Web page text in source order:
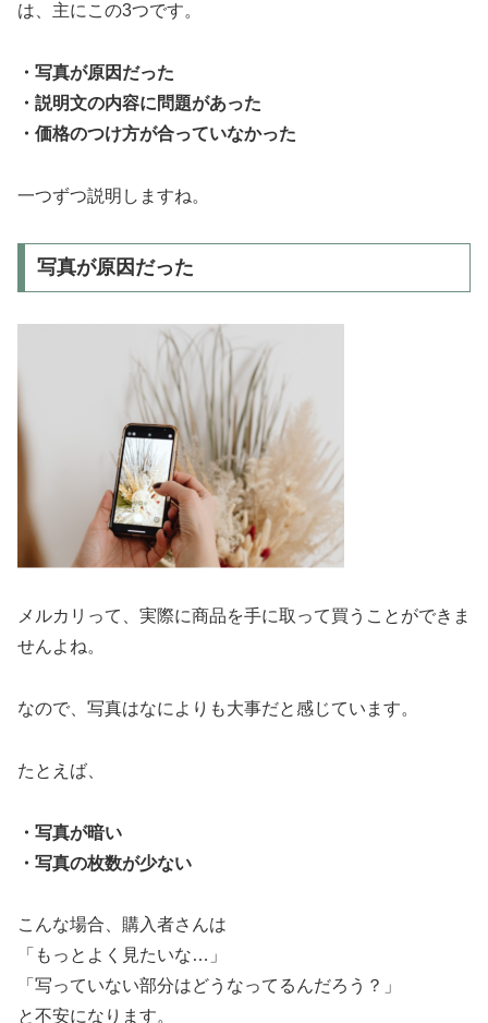
は、主にこの3つです。
・写真が原因だった
・説明文の内容に問題があった
・価格のつけ方が合っていなかった
一つずつ説明しますね。
写真が原因だった
メルカリって、実際に商品を手に取って買うことができま
せんよね。
なので、写真はなによりも大事だと感じています。
たとえば、
・写真が暗い
・写真の枚数が少ない
こんな場合、購入者さんは
「もっとよく見たいな…」
「写っていない部分はどうなってるんだろう？」
と不安になります。